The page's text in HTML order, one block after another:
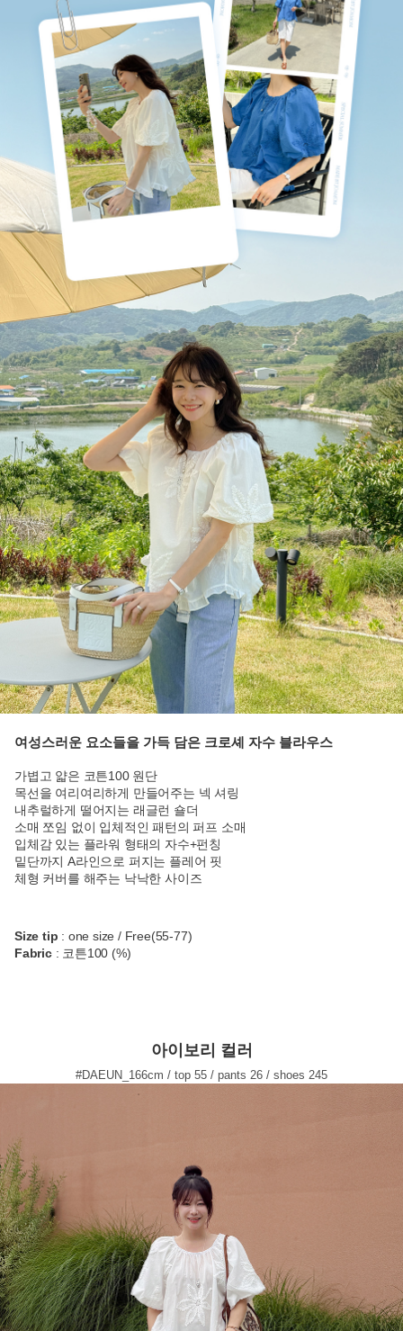
여성스러운 요소들을 가득 담은 크로셰 자수 블라우스
가볍고 얇은 코튼100 원단
목선을 여리여리하게 만들어주는 넥 셔링
내추럴하게 떨어지는 래글런 숄더
소매 쪼임 없이 입체적인 패턴의 퍼프 소매
입체감 있는 플라워 형태의 자수+펀칭
밑단까지 A라인으로 퍼지는 플레어 핏
체형 커버를 해주는 낙낙한 사이즈
Size tip : one size / Free(55-77)
Fabric: 코튼100 (%)
아이보리 컬러
#DAEUN_166cm / top 55 / pants 26 / shoes 245